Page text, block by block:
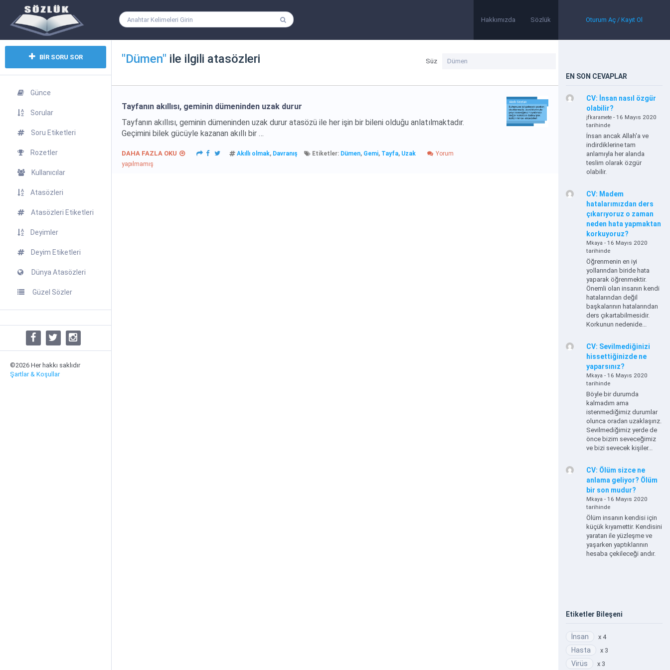
Hakkımızda Sözlük Oturum Aç / Kayıt Ol
BİR SORU SOR
Günce
Sorular
Soru Etiketleri
Rozetler
Kullanıcılar
Atasözleri
Atasözleri Etiketleri
Deyimler
Deyim Etiketleri
Dünya Atasözleri
Güzel Sözler
©2026 Her hakkı saklıdır
Şartlar & Koşullar
"Dümen" ile ilgili atasözleri Süz
Tayfanın akıllısı, geminin dümeninden uzak durur
Tayfanın akıllısı, geminin dümeninden uzak durur atasözü ile her işin bir bileni olduğu anlatılmaktadır.
Geçimini bilek gücüyle kazanan akıllı bir …
DAHA FAZLA OKU Akıllı olmak, Davranış Etiketler: Dümen, Gemi, Tayfa, Uzak
Yorum
yapılmamış
EN SON CEVAPLAR
CV: İnsan nasıl özgür
olabilir?
jfkaramete - 16 Mayıs 2020
tarihinde
İnsan ancak Allah'a ve
indirdiklerine tam
anlamıyla her alanda
teslim olarak özgür
olabilir.
CV: Madem
hatalarımızdan ders
çıkarıyoruz o zaman
neden hata yapmaktan
korkuyoruz?
Mkaya - 16 Mayıs 2020
tarihinde
Öğrenmenin en iyi
yollarından biride hata
yaparak öğrenmektir.
Önemli olan insanın kendi
hatalarından değil
başkalarının hatalarından
ders çıkartabilmesidir.
Korkunun nedenide...
CV: Sevilmediğinizi
hissettiğinizde ne
yaparsınız?
Mkaya - 16 Mayıs 2020
tarihinde
Böyle bir durumda
kalmadım ama
istenmediğimiz durumlar
olunca oradan uzaklaşırız.
Sevilmediğimiz yerde de
önce bizim seveceğimiz
ve bizi sevecek kişiler...
CV: Ölüm sizce ne
anlama geliyor? Ölüm
bir son mudur?
Mkaya - 16 Mayıs 2020
tarihinde
Ölüm insanın kendisi için
küçük kıyamettir. Kendisini
yaratan ile yüzleşme ve
yaşarken yaptıklarının
hesaba çekileceği andır.
Etiketler Bileşeni
İnsan x 4
Hasta x 3
Virüs x 3